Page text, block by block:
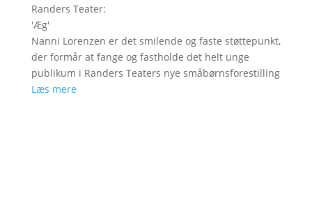
Randers Teater:
'Æg'
Nanni Lorenzen er det smilende og faste støttepunkt,
der formår at fange og fastholde det helt unge
publikum i Randers Teaters nye småbørnsforestilling
Læs mere